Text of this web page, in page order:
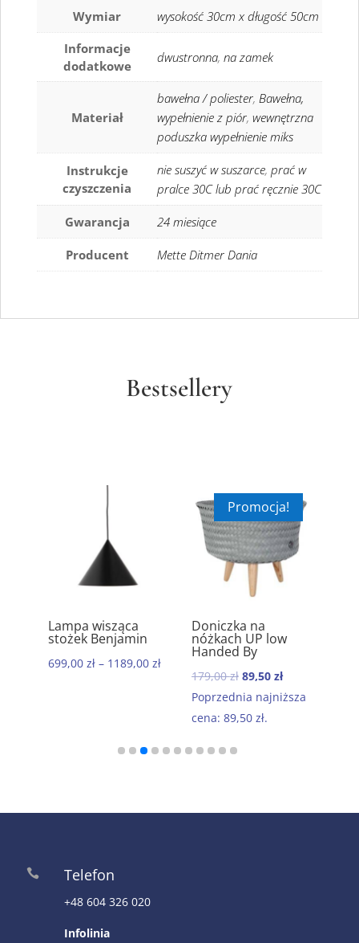
Wymiar
wysokość 30cm x długość 50cm
Informacje
dodatkowe
dwustronna, na zamek
Materiał
bawełna / poliester, Bawełna,
wypełnienie z piór, wewnętrzna
poduszka wypełnienie miks
Instrukcje
czyszczenia
nie suszyć w suszarce, prać w
pralce 30C lub prać ręcznie 30C
Gwarancja 24 miesiące
Producent Mette Ditmer Dania
Bestsellery
5.00
Lampa wisząca
stożek Benjamin
699,00 zł– 1189,00 zł
Promocja!
5.00
Doniczka na
nóżkach UP low
Handed By
179,00zł Pierwotna
cena
wynosiła:
89,50 złAktualna
cena
Poprzednia najniższa
cena: 89,50 zł.
 Telefon
+48 604 326 020
Infolinia